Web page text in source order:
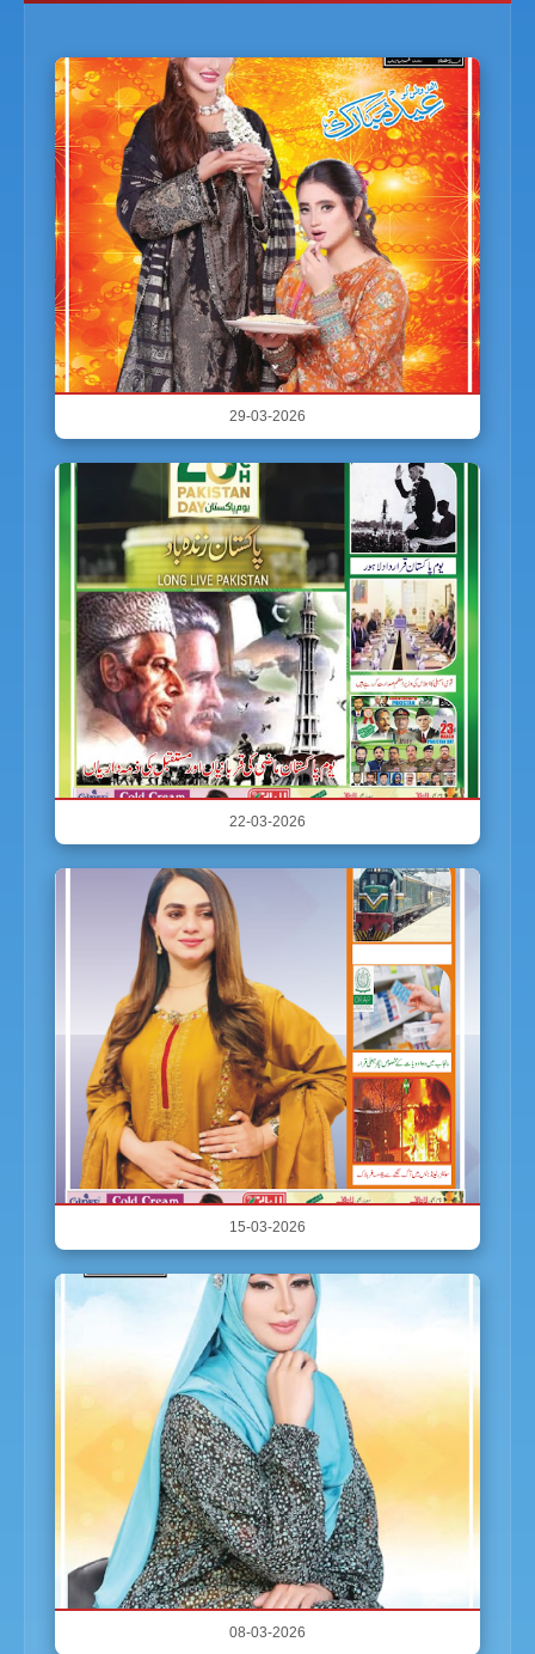
29-03-2026
22-03-2026
15-03-2026
08-03-2026